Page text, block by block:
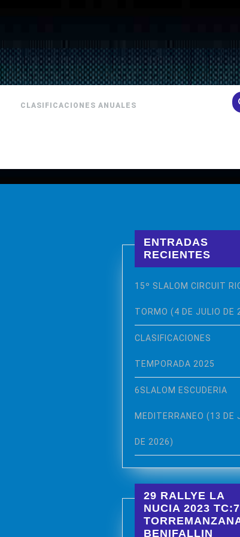
CLASIFICACIONES ANUALES
ENTRADAS
RECIENTES
15º SLALOM CIRCUIT
TORMO (4 DE JULIO DE
CLASIFICACIONES
TEMPORADA 2025
6SLALOM ESCUDERIA
MEDITERRANEO (13 DE
DE 2026)
29 RALLYE LA
NUCIA 2023 TC:7
BENIFALLIN